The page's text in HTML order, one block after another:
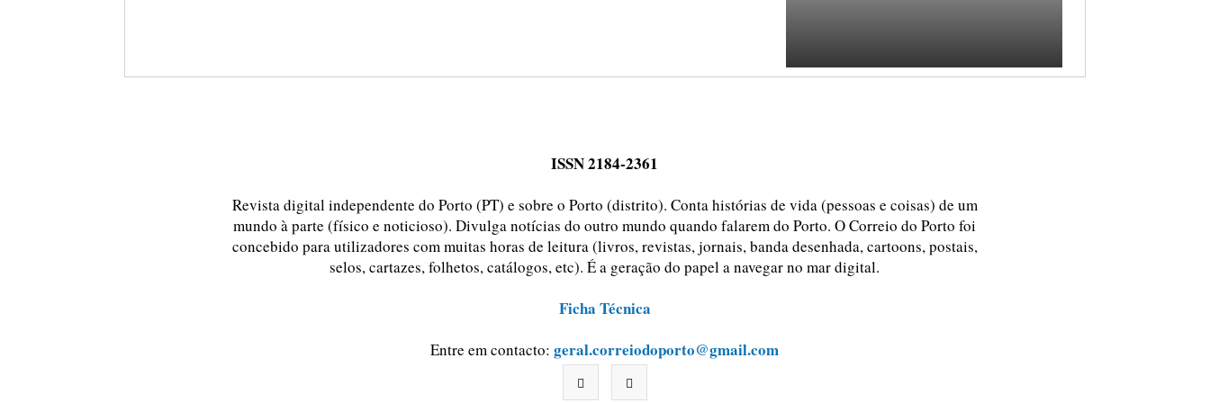
ISSN 2184-2361
Revista digital independente do Porto (PT) e sobre o Porto (distrito). Conta histórias de vida (pessoas e coisas) de um
mundo à parte (físico e noticioso). Divulga notícias do outro mundo quando falarem do Porto. O Correio do Porto foi
concebido para utilizadores com muitas horas de leitura (livros, revistas, jornais, banda desenhada, cartoons, postais,
selos, cartazes, folhetos, catálogos, etc). É a geração do papel a navegar no mar digital.
Ficha Técnica
Entre em contacto:geral.correiodoporto@gmail.com